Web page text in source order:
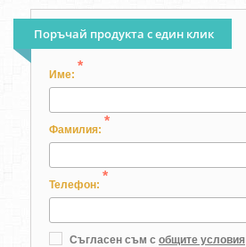
Поръчай продукта с един клик
Име:
*
Фамилия:
*
Телефон:
*
Съгласен съм с общите условия